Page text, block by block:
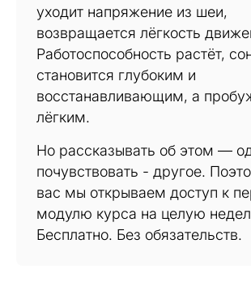
уходит напряжение из шеи,
возвращается лёгкость
Работоспособность растёт,
становится глубоким и
восстанавливающим, а
лёгким.
Но рассказывать об этом —
почувствовать - другое.
вас мы открываем доступ к
модулю курса на целую
Бесплатно. Без обязательств.